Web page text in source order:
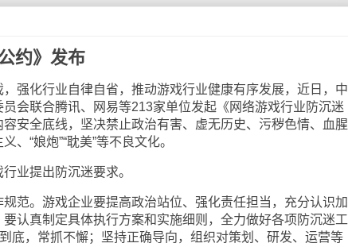
约》发布
化行业自律自省，推动游戏行业健康有序发展，近日，中
会联合腾讯、网易等213家单位发起《网络游戏行业防沉迷
安全底线，坚决禁止政治有害、虚无历史、污秽色情、血腥
“娘炮”“耽美”等不良文化。
业提出防沉迷要求。
。游戏企业要提高政治站位、强化责任担当，充分认识加
认真制定具体执行方案和实施细则，全力做好各项防沉迷工
底，常抓不懈；坚持正确导向，组织对策划、研发、运营等